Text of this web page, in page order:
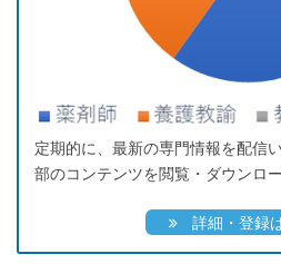
定期的に、最新の専門情報を配信
部のコンテンツを閲覧・ダウンロ
詳細・登録